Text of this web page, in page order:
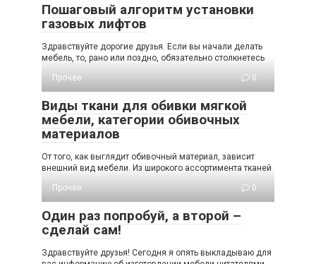
Пошаговый алгоритм установки
газовых лифтов
Здравствуйте дорогие друзья. Если вы начали делать
мебель, то, рано или поздно, обязательно столкнетесь
Прочее
0
Виды ткани для обивки мягкой
мебели, категории обивочных
материалов
От того, как выглядит обивочный материал, зависит
внешний вид мебели. Из широкого ассортимента тканей
Прочее
0
Один раз попробуй, а второй –
сделай сам!
Здравствуйте друзья! Сегодня я опять выкладываю для